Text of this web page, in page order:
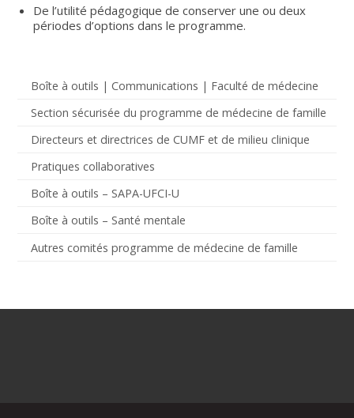
Boîte à outils | Communications | Faculté de médecine
Section sécurisée du programme de médecine de famille
Directeurs et directrices de CUMF et de milieu clinique
Pratiques collaboratives
Boîte à outils – SAPA-UFCI-U
Boîte à outils – Santé mentale
Autres comités programme de médecine de famille
De l’utilité pédagogique de conserver une ou deux
périodes d’options dans le programme.